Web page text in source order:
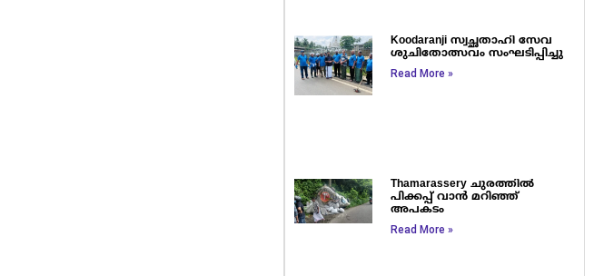
Koodaranji സ്വച്ഛതാഹി സേവ
ശുചിതോത്സവം സംഘടിപ്പിച്ചു
Read More »
Thamarassery ചുരത്തിൽ
പിക്കപ്പ് വാൻ മറിഞ്ഞ്
അപകടം
Read More »